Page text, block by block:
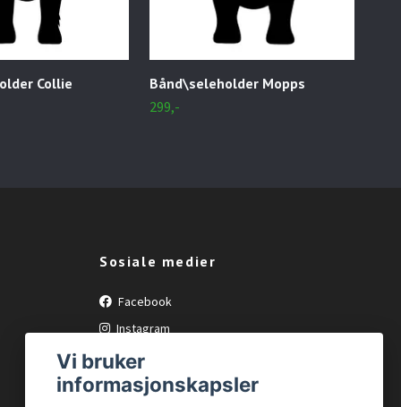
Collie
Bånd\seleholder Mopps
299,-
Sosiale medier
Facebook
Instagram
Vi bruker
informasjonskapsler